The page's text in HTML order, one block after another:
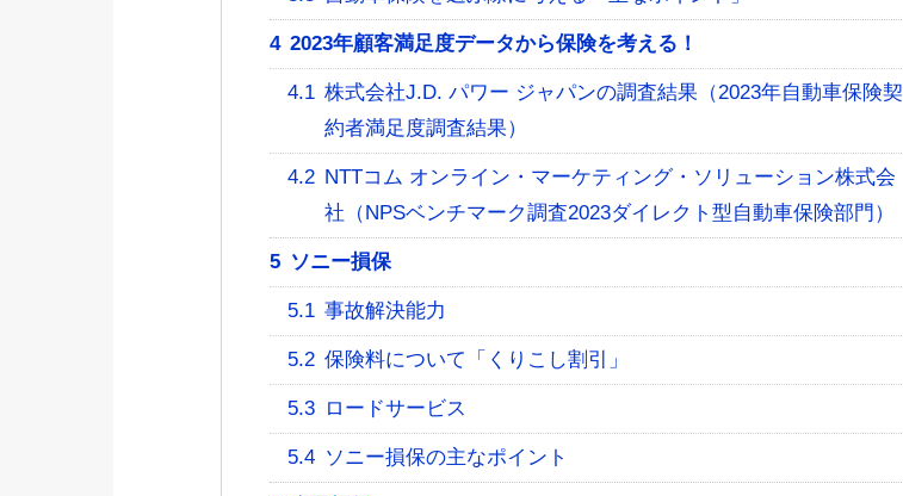
4 2023年顧客満足度データから保険を考える！
4.1 株式会社J.D. パワー ジャパンの調査結果（2023年自動車保険契
約者満足度調査結果）
4.2 NTTコム オンライン・マーケティング・ソリューション株式会
社（NPSベンチマーク調査2023ダイレクト型自動車保険部門）
5 ソニー損保
5.1 事故解決能力
5.2 保険料について「くりこし割引」
5.3 ロードサービス
5.4 ソニー損保の主なポイント